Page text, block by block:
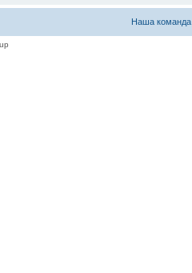
Наша команда